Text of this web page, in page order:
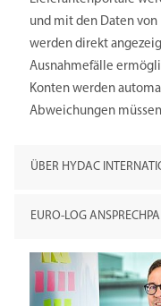
und mit den Daten
werden direkt
Ausnahmefälle
Konten werden
Abweichungen
ÜBER HYDAC
EURO-LOG